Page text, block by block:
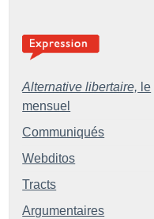
Alternative libertaire, le
mensuel
Communiqués
Webditos
Tracts
Argumentaires